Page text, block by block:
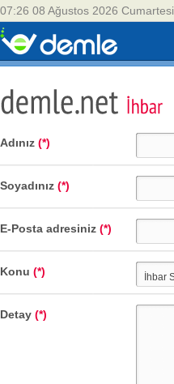
07:26 08 Ağustos 2026 Cumartesi
Adınız (*)
Soyadınız (*)
E-Posta adresiniz (*)
Konu (*)
Detay (*)